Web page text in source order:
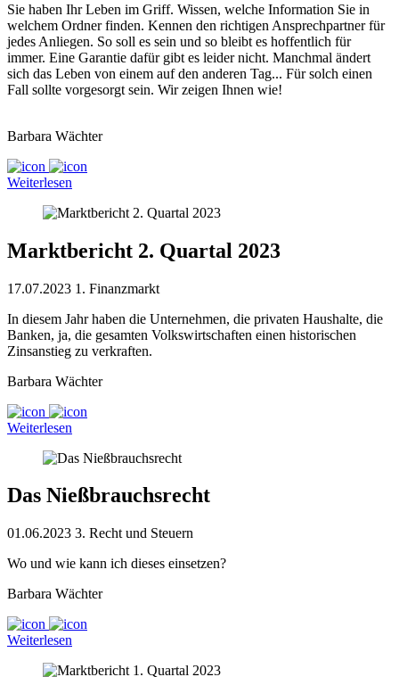
Sie haben Ihr Leben im Griff. Wissen, welche Information Sie in
welchem Ordner finden. Kennen den richtigen Ansprechpartner für
jedes Anliegen. So soll es sein und so bleibt es hoffentlich für
immer. Eine Garantie dafür gibt es leider nicht. Manchmal ändert
sich das Leben von einem auf den anderen Tag... Für solch einen
Fall sollte vorgesorgt sein. Wir zeigen Ihnen wie!
Barbara Wächter
Weiterlesen
Marktbericht 2. Quartal 2023
17.07.2023 1. Finanzmarkt
In diesem Jahr haben die Unternehmen, die privaten Haushalte, die
Banken, ja, die gesamten Volkswirtschaften einen historischen
Zinsanstieg zu verkraften.
Barbara Wächter
Weiterlesen
Das Nießbrauchsrecht
01.06.2023 3. Recht und Steuern
Wo und wie kann ich dieses einsetzen?
Barbara Wächter
Weiterlesen